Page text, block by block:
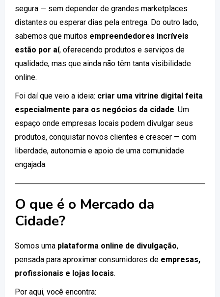
segura — sem depender de grandes marketplaces
distantes ou esperar dias pela entrega. Do outro lado,
sabemos que muitos empreendedores incríveis
estão por aí, oferecendo produtos e serviços de
qualidade, mas que ainda não têm tanta visibilidade
online.
Foi daí que veio a ideia: criar uma vitrine digital feita
especialmente para os negócios da cidade. Um
espaço onde empresas locais podem divulgar seus
produtos, conquistar novos clientes e crescer — com
liberdade, autonomia e apoio de uma comunidade
engajada.
O que é o Mercado da
Cidade?
Somos uma plataforma online de divulgação,
pensada para aproximar consumidores de empresas,
profissionais e lojas locais.
Por aqui, você encontra: